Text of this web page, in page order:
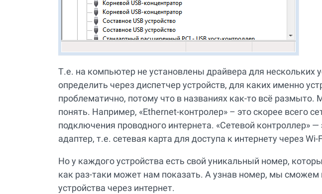
Т.е. на компьютер не установлены драйвера для нескольких
определить через диспетчер устройств, для каких именно
проблематично, потому что в названиях как-то всё
понять. Например, «Ethernet-контролер» – это скорее всего
подключения проводного интернета. «Сетевой контроллер» —
адаптер, т.е. сетевая карта для доступа к интернету через Wi-
Но у каждого устройства есть свой уникальный номер,
как раз-таки может нам показать. А узнав номер, мы сможем
устройства через интернет.